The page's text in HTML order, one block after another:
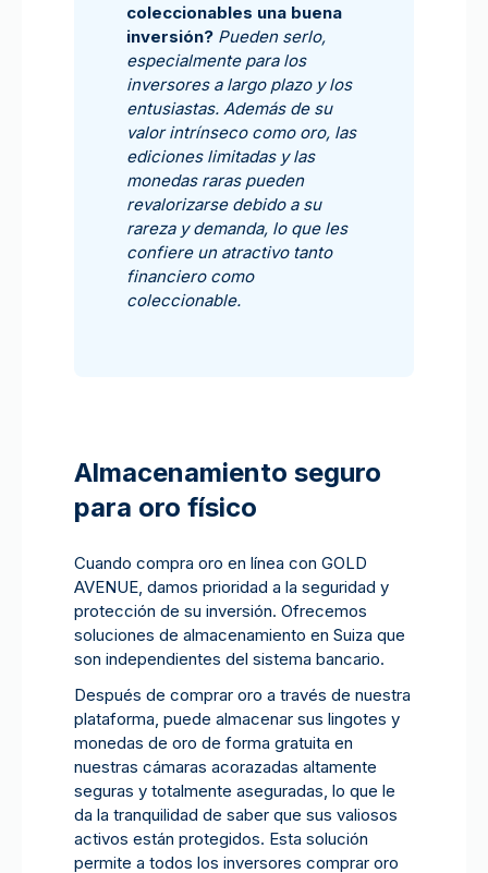
coleccionables una buena
inversión? Pueden serlo,
especialmente para los
inversores a largo plazo y los
entusiastas. Además de su
valor intrínseco como oro, las
ediciones limitadas y las
monedas raras pueden
revalorizarse debido a su
rareza y demanda, lo que les
confiere un atractivo tanto
financiero como
coleccionable.
Almacenamiento seguro
para oro físico
Cuando compra oro en línea con GOLD
AVENUE, damos prioridad a la seguridad y
protección de su inversión. Ofrecemos
soluciones de almacenamiento en Suiza que
son independientes del sistema bancario.
Después de comprar oro a través de nuestra
plataforma, puede almacenar sus lingotes y
monedas de oro de forma gratuita en
nuestras cámaras acorazadas altamente
seguras y totalmente aseguradas, lo que le
da la tranquilidad de saber que sus valiosos
activos están protegidos. Esta solución
permite a todos los inversores comprar oro